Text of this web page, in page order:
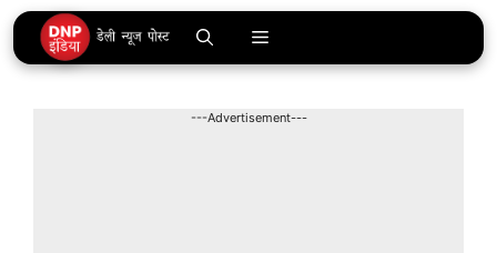
Skip
to
content
Menu
---Advertisement---